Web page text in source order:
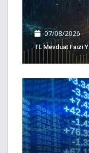
07/08/2026
TL Mevduat Faizi